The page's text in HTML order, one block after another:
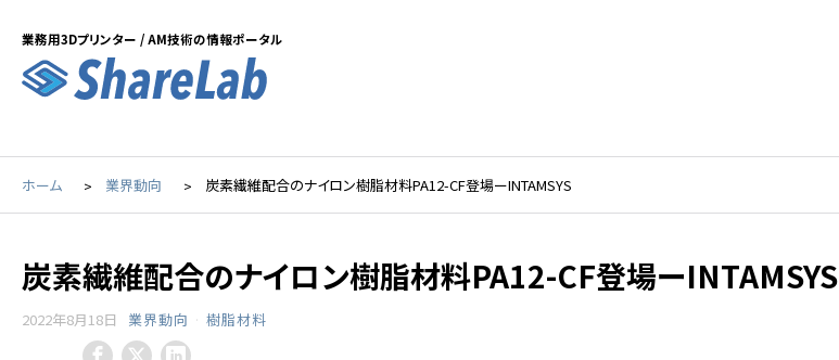
業務用3Dプリンター / AM技術の情報ポータル
ホーム 業界動向 炭素繊維配合のナイロン樹脂材料PA12-CF登場ーINTAMSYS
炭素繊維配合のナイロン樹脂材料PA12-CF登場ーINTAMSYS
2022年8月18日 業界動向 · 樹脂材料